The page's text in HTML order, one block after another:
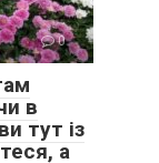
0
в
тут із
а